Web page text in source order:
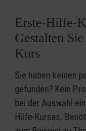
Erste-Hilfe-
Gestalten
Kurs
Sie haben keinen
gefunden? Kein
bei der Auswahl
Hilfe-Kurses.